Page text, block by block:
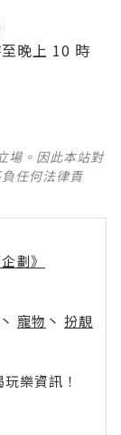
晚上 10 時
場。因此本站對
任何法律責
劃》
丶 寵物 丶 扮靚
樂資訊！